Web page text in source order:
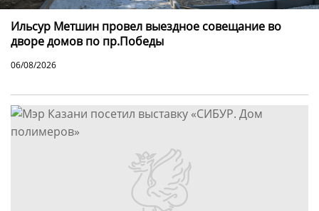
Ильсур Метшин провел выездное совещание во
дворе домов по пр.Победы
06/08/2026